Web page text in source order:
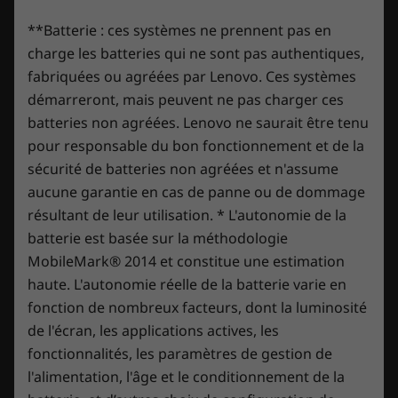
système d’exploitation sont exclus de cette
offre.
Moins de chaleur, plus de jeu
Legion ColdFront Hyper révolutionne la
conception thermique des PC de gaming avec
À partir du Bluetooth®5.1
* Le fonctionnement du Wi-Fi 6E à 6 GHz dépend de la prise en charge par le système
d’exploitation, des routeurs/points d’accès/passerelles du Wi-Fi 6E, ainsi que des
certifications réglementaires régionales et des bandes de fréquences allouées.
CONCEPTION
Dimensions (H x L x P)
1,97 cm - 2,52 cm x 35,97 cm x 26,23 cm / 0,78″ - 0,99″ x
Poids
À partir de 2,3 kg
trois ans d’autonomie de batterie en achetant cette
mise à niveau avec votre appareil ou pendant la
période de garantie initiale d’un an (si votre batterie
est en bon état). Mieux encore, vous bénéficiez d’une
couverture pour un remplacement de la batterie en
cas de problème. Améliorez votre expérience avec la
possibilité de passer au service sur site, On-site
Service. Chez Lenovo, l’excellence constitue l’alliance
des performances et de la protection des portables !
**Batterie : ces systèmes ne prennent pas en
charge les batteries qui ne sont pas authentiques,
fabriquées ou agréées par Lenovo. Ces systèmes
démarreront, mais peuvent ne pas charger ces
batteries non agréées. Lenovo ne saurait être tenu
pour responsable du bon fonctionnement et de la
sécurité de batteries non agréées et n'assume
aucune garantie en cas de panne ou de dommage
résultant de leur utilisation. * L'autonomie de la
batterie est basée sur la méthodologie
MobileMark® 2014 et constitue une estimation
haute. L'autonomie réelle de la batterie varie en
fonction de nombreux facteurs, dont la luminosité
de l'écran, les applications actives, les
fonctionnalités, les paramètres de gestion de
l'alimentation, l'âge et le conditionnement de la